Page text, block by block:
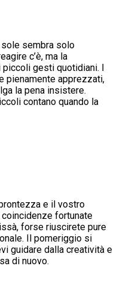
sembra solo
c’è, ma la
gesti quotidiani. I
pienamente apprezzati,
la pena insistere.
contano quando la
e il vostro
fortunate
forse riuscirete pure
Il pomeriggio si
guidare dalla creatività e
di nuovo.